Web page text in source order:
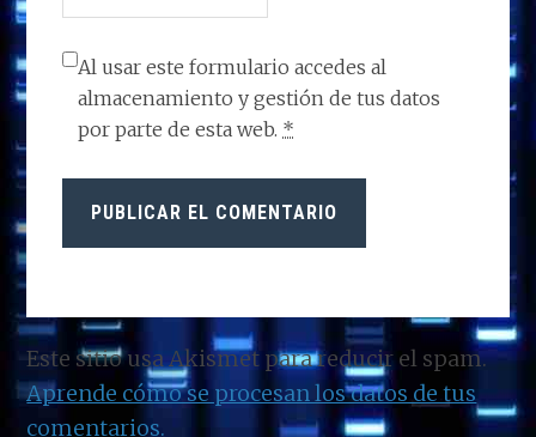
Al usar este formulario accedes al
almacenamiento y gestión de tus datos
por parte de esta web. *
Este sitio usa Akismet para reducir el spam.
Aprende cómo se procesan los datos de tus
comentarios.